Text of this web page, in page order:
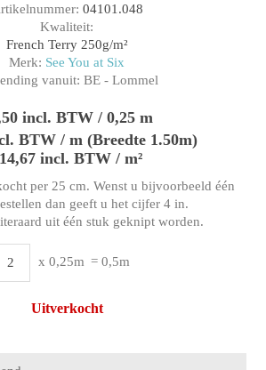
04101.048
Kwaliteit:
French Terry 250g/m²
Merk: See You at Six
vanuit: BE - Lommel
incl. BTW / 0,25 m
BTW / m (Breedte 1.50m)
incl. BTW / m²
per 25 cm. Wenst u bijvoorbeeld één
dan geeft u het cijfer 4 in.
uit één stuk geknipt worden.
x 0,25m = 0,5m
Uitverkocht